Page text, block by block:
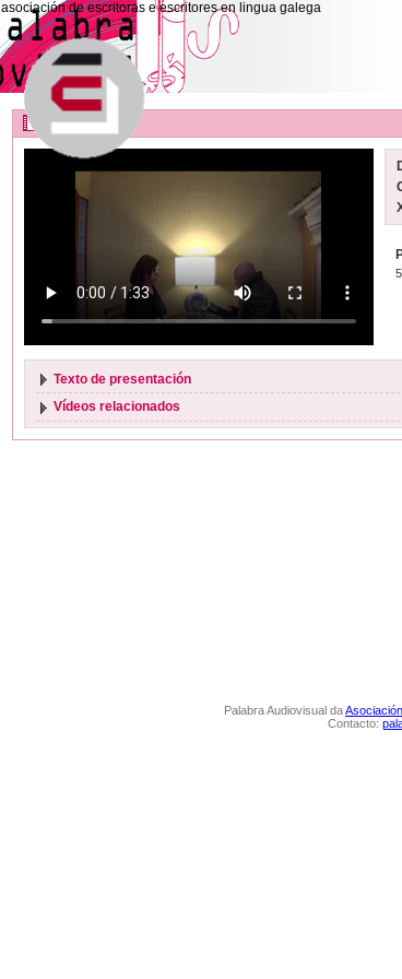
asociación de escritoras e escritores en lingua galega
Rosalía I
Texto de presentación
Vídeos relacionados
Palabra Audiovisual da
Contacto: